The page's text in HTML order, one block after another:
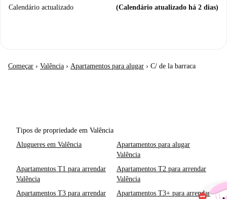
Calendário actualizado (Calendário atualizado há 2 dias)
Começar › Valência › Apartamentos para alugar › C/ de la barraca
Tipos de propriedade em Valência
Alugueres em Valência
Apartamentos para alugar
Valência
Apartamentos T1 para arrendar
Valência
Apartamentos T2 para arrendar
Valência
Apartamentos T3 para arrendar
Apartamentos T3+ para arrendar